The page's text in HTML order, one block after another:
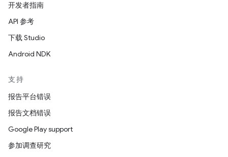
开发者指南
API 参考
下载 Studio
Android NDK
支持
报告平台错误
报告文档错误
Google Play support
参加调查研究